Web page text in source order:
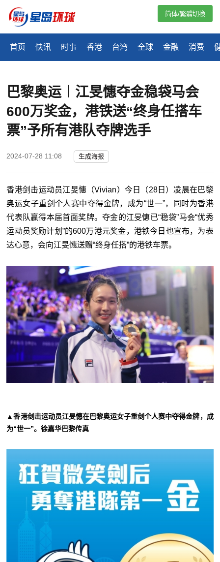
首页 快讯 时事 香港 台湾 全球 金融 消费
简体/繁體切換
巴黎奥运︱江旻憓夺金稳袋马会
600万奖金，港铁送“终身任搭车
票”予所有港队夺牌选手
2024-07-28 11:08 生成海报
香港剑击运动员江旻憓（Vivian）今日（28日）凌晨在巴黎
奥运女子重剑个人赛中夺得金牌，成为“世一”，同时为香港
代表队赢得本届首面奖牌。夺金的江旻憓已“稳袋”马会“优秀
运动员奖励计划”的600万港元奖金，港铁今日也宣布，为表
达心意，会向江旻憓送赠“终身任搭”的港铁车票。
▲香港剑击运动员江旻憓在巴黎奥运女子重剑个人赛中夺得金牌，成
为“世一”。徐嘉华巴黎传真